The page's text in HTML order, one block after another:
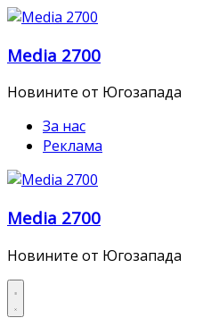
Skip
content
Media 2700
Новините от Югозапада
За нас
Реклама
Media 2700
Новините от Югозапада